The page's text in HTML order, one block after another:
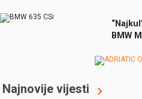
BMW
Najnovije vijesti